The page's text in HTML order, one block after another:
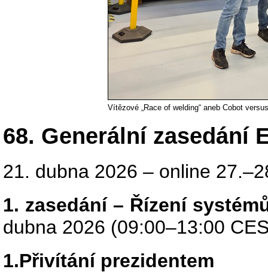
Vítězové „Race of welding“ aneb Cobot
68. Generální zasedání
21. dubna 2026 – online
1. zasedání – Řízení
dubna 2026 (09:00–13:00
1.Přivítání prezidentem